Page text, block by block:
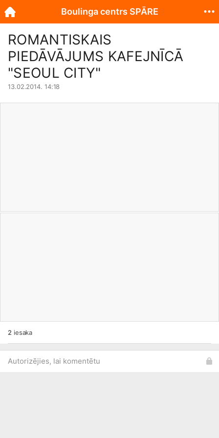
ROMANTISKAIS
PIEDĀVĀJUMS KAFEJNĪCĀ
"SEOUL CITY"
13.02.2014. 14:18
2 iesaka
Autorizējies, lai komentētu
Boulinga centrs SPĀRE